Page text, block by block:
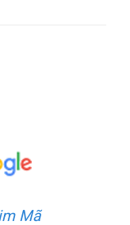
Mã